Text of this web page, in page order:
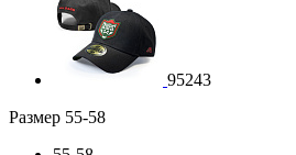
95243
Размер 55-58